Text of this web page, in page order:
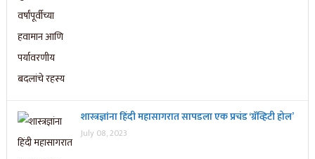
शास्त्रज्ञांना हिंदी महासागरात सापडला एक प्रचंड ‘ग्रॅव्हिटी होल’
July 08, 2023